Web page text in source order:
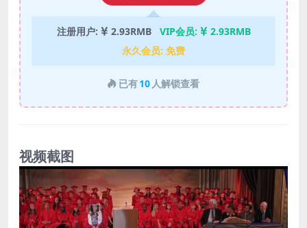
注册用户: 2.93RMB VIP会员:
2.93RMB
永久会员: 免费
已有10 人解锁查看
视频截图